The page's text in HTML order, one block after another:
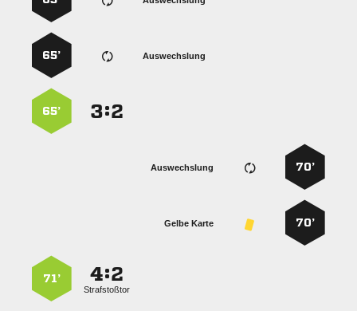
Auswechslung
65’
:
65’
70’
Auswechslung
70’
Gelbe Karte
:
Strafstoßtor
71’